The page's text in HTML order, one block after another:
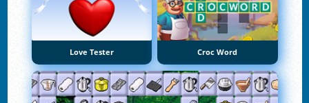
Love Tester Croc Word